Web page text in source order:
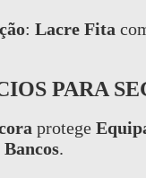
: Lacre Fita
PARA
protege
Bancos.